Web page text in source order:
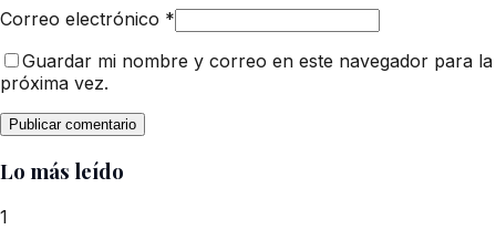
Correo electrónico *
Guardar mi nombre y correo en este navegador para la
próxima vez.
Lo más leído
1